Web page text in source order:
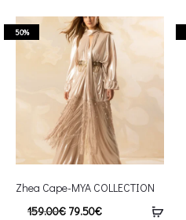
50%
Zhea Cape-MYA COLLECTION
159.00€ 79.50€